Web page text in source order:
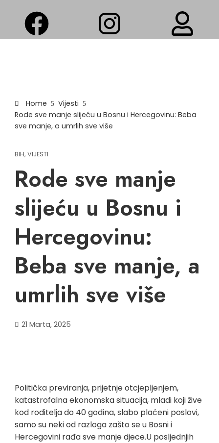
Home
Vijesti
Rode sve manje slijeću u Bosnu i Hercegovinu: Beba
sve manje, a umrlih sve više
BIH, VIJESTI
Rode sve manje
slijeću u Bosnu i
Hercegovinu:
Beba sve manje, a
umrlih sve više
21 Marta, 2025
Politička previranja, prijetnje otcjepljenjem,
katastrofalna ekonomska situacija, mladi koji žive
kod roditelja do 40 godina, slabo plaćeni poslovi,
samo su neki od razloga zašto se u Bosni i
Hercegovini rađa sve manje djece.U posljednjih